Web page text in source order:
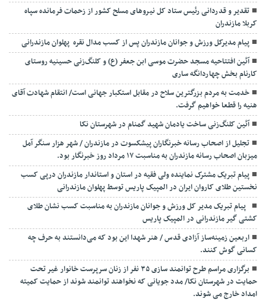
تقدیر و قدردانی رئیس ستاد کل نیرو‌های مسلح کشور از زحمات فرمانده سپاه
کربلا مازندران
پیام مدیرکل ورزش و جوانان مازندران پس از کسب مدال نقره پهلوان مازندرانی
آئین افتتاحیه مسجد حضرت موسی ابن جعفر (ع) و کلنگ‌زنی حسینیه روستای
کارنام بخش چهاردانگه ساری
خدمت به مردم بزرگترین سلاح در مقابل استکبار جهانی است/ انتقام شهادت آقای
هنیه را قطعا خواهیم گرفت.
آئین کلنگ‌زنی ساخت یادمان شهید گمنام در شهرستان نکا
تجلیل از اصحاب رسانه خبرنگاران پیشکسوت در مازندران / شهر هزار سنگر آمل
میزبان اصحاب رسانه مازندران به مناسبت ۱۷ مرداد روز خبرنگار بود.
پیام تبریک مشترک نماینده ولی فقیه در استان و استاندار مازندران درپی کسب
نخستین طلای کاروان ایران در المپیک پاریس توسط پهلوان مازندرانی
‍ ‍ پیام تبریک مدیر کل ورزش و جوانان مازندران به مناسبت کسب نشان طلای
کشتی گیر مازندرانی در المپیک پاریس
اربعین زمینه‌ساز آزادی قدس / هنر شهدا این بود که می‌دانستند به حرف چه
کسانی گوش کنند.
برگزاری مراسم طرح توانمند سازی ۳۵ نفر از زنان سرپرست خانوار غیر تحت
حمایت در شهرستان نکا/ مدد جویانی که نخواهند توانمند شوند از حمایت کمیته
امداد خارج می شوند.